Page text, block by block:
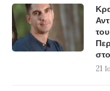
21